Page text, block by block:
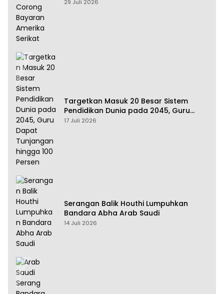
29 Juli 2026
Targetkan Masuk 20 Besar Sistem
Pendidikan Dunia pada 2045, Guru
Dapat Tunjangan hingga 100 Persen
17 Juli 2026
Serangan Balik Houthi Lumpuhkan
Bandara Abha Arab Saudi
14 Juli 2026